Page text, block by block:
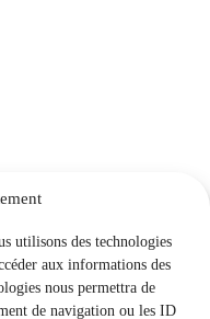
utilisons des technologies
aux informations des
nous permettra de
de navigation ou les ID